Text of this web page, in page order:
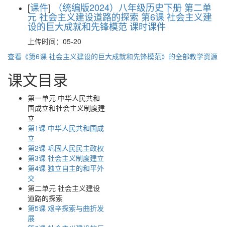
[课件] （统编版2024）八年级历史下册 第二单
元 社会主义建设道路的探索 第6课 社会主义建
设的巨大成就和先锋模范 课时课件
上传时间：05-20
查看《第6课 社会主义建设的巨大成就和先锋模范》的全部教学资源
课文目录
第一单元 中华人民共和
国成立和社会主义制度建
立
第1课 中华人民共和国成
立
第2课 巩固人民民主政权
第3课 社会主义制度建立
第4课 独立自主的和平外
交
第二单元 社会主义建设
道路的探索
第5课 艰辛探索与曲折发
展